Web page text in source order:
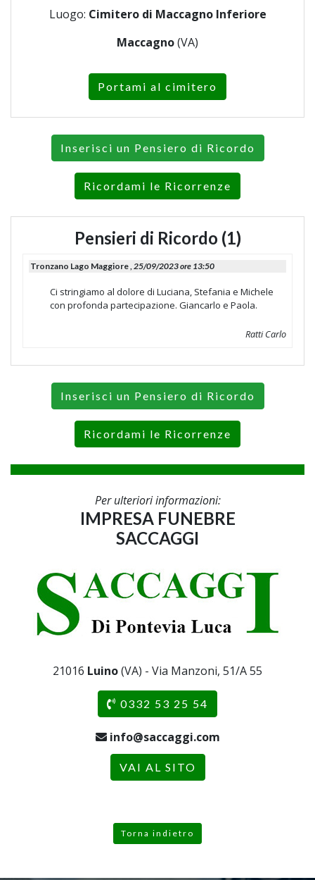
Luogo: Cimitero di Maccagno Inferiore
Maccagno(VA)
Portami al cimitero
Inserisci un Pensiero di Ricordo
Ricordami le Ricorrenze
Pensieri di Ricordo (1)
Tronzano Lago Maggiore ,25/09/2023 ore 13:50
Ci stringiamo al dolore di Luciana, Stefania e Michele
con profonda partecipazione. Giancarlo e Paola.
Ratti Carlo
Inserisci un Pensiero di Ricordo
Ricordami le Ricorrenze
Per ulteriori informazioni:
IMPRESA FUNEBRE
SACCAGGI
21016 Luino(VA) - Via Manzoni, 51/A 55
0332 53 25 54
info@saccaggi.com
VAI AL SITO
Torna indietro